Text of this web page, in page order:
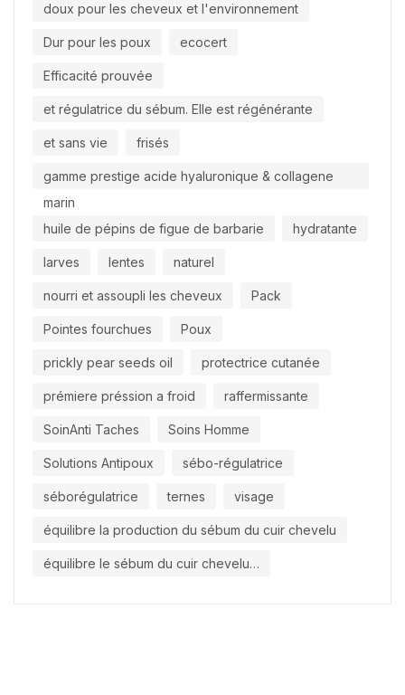
doux pour les cheveux et l'environnement
Dur pour les poux ecocert
Efficacité prouvée
et régulatrice du sébum. Elle est régénérante
et sans vie frisés
gamme prestige acide hyaluronique & collagene
marin
huile de pépins de figue de barbarie
hydratante
larves lentes naturel
nourri et assoupli les cheveux Pack
Pointes fourchues Poux
prickly pear seeds oil protectrice cutanée
prémiere préssion a froid raffermissante
SoinAnti Taches Soins Homme
Solutions Antipoux sébo-régulatrice
séborégulatrice ternes visage
équilibre la production du sébum du cuir chevelu
équilibre le sébum du cuir chevelu…